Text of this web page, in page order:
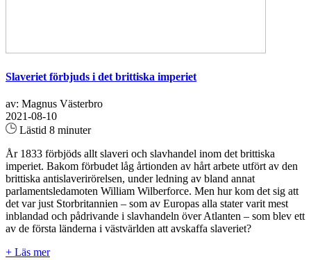
Slaveriet förbjuds i det brittiska imperiet
av: Magnus Västerbro
2021-08-10
Lästid 8 minuter
År 1833 förbjöds allt slaveri och slavhandel inom det brittiska
imperiet. Bakom förbudet låg årtionden av hårt arbete utfört av den
brittiska antislaverirörelsen, under ledning av bland annat
parlamentsledamoten William Wilberforce. Men hur kom det sig att
det var just Storbritannien – som av Europas alla stater varit mest
inblandad och pådrivande i slavhandeln över Atlanten – som blev ett
av de första länderna i västvärlden att avskaffa slaveriet?
+ Läs mer